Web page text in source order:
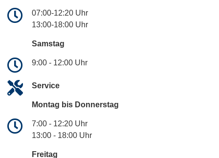
07:00-12:20 Uhr
13:00-18:00 Uhr
Samstag
9:00 - 12:00 Uhr
Service
Montag bis Donnerstag
7:00 - 12:20 Uhr
13:00 - 18:00 Uhr
Freitag